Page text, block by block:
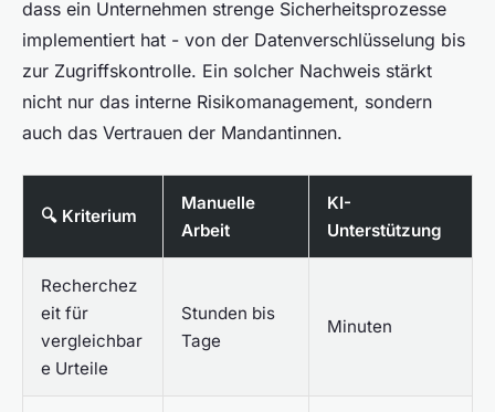
dass ein Unternehmen strenge Sicherheitsprozesse
implementiert hat - von der Datenverschlüsselung bis
zur Zugriffskontrolle. Ein solcher Nachweis stärkt
nicht nur das interne Risikomanagement, sondern
auch das Vertrauen der Mandantinnen.
🔍 Kriterium
Manuelle
Arbeit
KI-
Unterstützung
Recherchez
eit für
vergleichbar
e Urteile
Stunden bis
Tage
Minuten